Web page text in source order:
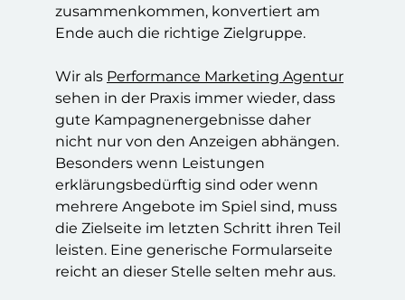
zusammenkommen, konvertiert am
Ende auch die richtige Zielgruppe.
Wir als Performance Marketing Agentur
sehen in der Praxis immer wieder, dass
gute Kampagnenergebnisse daher
nicht nur von den Anzeigen abhängen.
Besonders wenn Leistungen
erklärungsbedürftig sind oder wenn
mehrere Angebote im Spiel sind, muss
die Zielseite im letzten Schritt ihren Teil
leisten. Eine generische Formularseite
reicht an dieser Stelle selten mehr aus.